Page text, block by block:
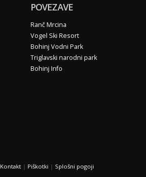
POVEZAVE
Ranč Mrcina
Vogel Ski Resort
Bohinj Vodni Park
Triglavski narodni park
Bohinj Info
Kontakt | Piškotki | Splošni pogoji